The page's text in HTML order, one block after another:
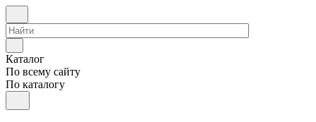
Каталог
По всему сайту
По каталогу